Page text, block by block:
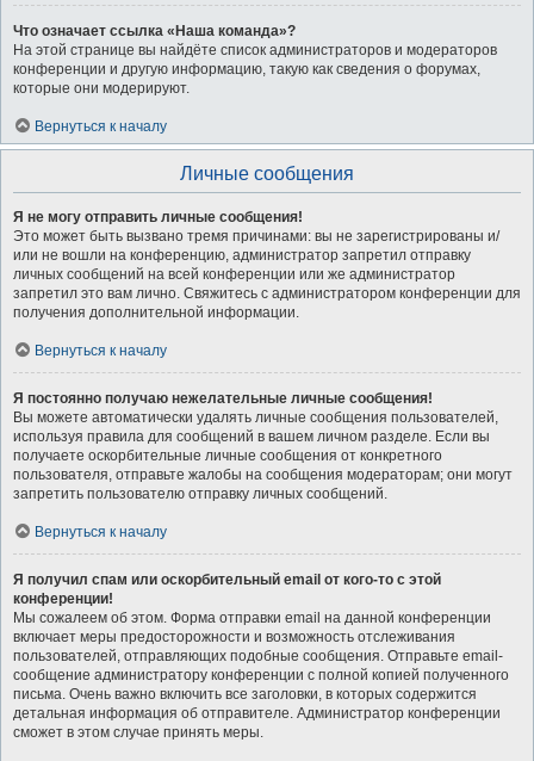
Что означает ссылка «Наша команда»?
На этой странице вы найдёте список администраторов и модераторов
конференции и другую информацию, такую как сведения о форумах,
которые они модерируют.
Вернуться к началу
Личные сообщения
Я не могу отправить личные сообщения!
Это может быть вызвано тремя причинами: вы не зарегистрированы и/
или не вошли на конференцию, администратор запретил отправку
личных сообщений на всей конференции или же администратор
запретил это вам лично. Свяжитесь с администратором конференции для
получения дополнительной информации.
Вернуться к началу
Я постоянно получаю нежелательные личные сообщения!
Вы можете автоматически удалять личные сообщения пользователей,
используя правила для сообщений в вашем личном разделе. Если вы
получаете оскорбительные личные сообщения от конкретного
пользователя, отправьте жалобы на сообщения модераторам; они могут
запретить пользователю отправку личных сообщений.
Вернуться к началу
Я получил спам или оскорбительный email от кого-то с этой
конференции!
Мы сожалеем об этом. Форма отправки email на данной конференции
включает меры предосторожности и возможность отслеживания
пользователей, отправляющих подобные сообщения. Отправьте email-
сообщение администратору конференции с полной копией полученного
письма. Очень важно включить все заголовки, в которых содержится
детальная информация об отправителе. Администратор конференции
сможет в этом случае принять меры.